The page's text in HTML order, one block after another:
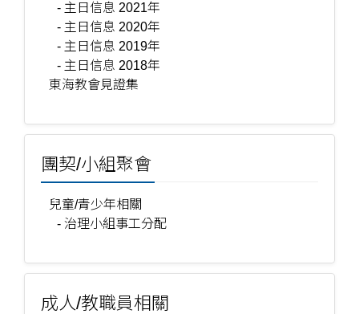
- 主日信息 2021年
- 主日信息 2020年
- 主日信息 2019年
- 主日信息 2018年
東海教會見證集
團契/小組聚會
兒童/青少年相關
- 治理小組事工分配
成人/教職員相關